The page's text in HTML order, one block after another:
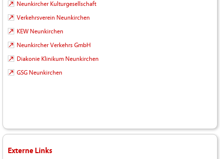
Neunkircher Kulturgesellschaft
Verkehrsverein Neunkirchen
KEW Neunkirchen
Neunkircher Verkehrs GmbH
Diakonie Klinikum Neunkirchen
GSG Neunkirchen
Externe Links